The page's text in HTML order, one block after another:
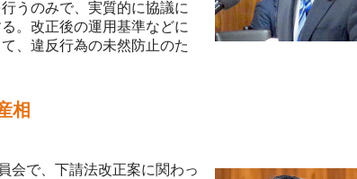
うのみで、実質的に協議に
。改正後の運用基準などに
、違反行為の未然防止のた
相
会で、下請法改正案に関わっ